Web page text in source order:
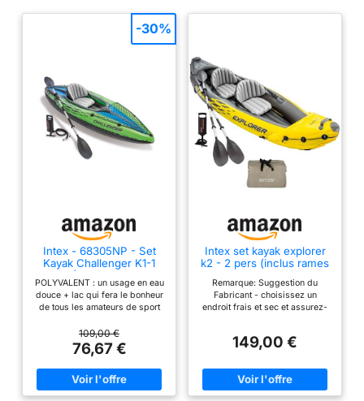
personne | 136 kg. Poids
maximum : 136 kg. Idéal
pour : tourisme de
performance pour 1
personne. Poids de la
coque : 12,8 kg
Intex - 68305NP - Set
Kayak Challenger K1-1
Pers (Inclus Rame Et
Gonfleur)
POLYVALENT : un usage en eau
douce + lac qui fera le bonheur
de tous les amateurs de sport
assise et dossier gonflables
amovibles et ajustables
PRATIQUE : format compact une
fois dégonflé et facilement
transportable grâce à son sac
de transport inclus SOLIDITÉ :
109,00 €
76,67 €
-30%
Intex set kayak explorer
k2 - 2 pers (inclus rames
et gonfleur)
Remarque: Suggestion du
Fabricant - choisissez un
endroit frais et sec et assurez-
et dégonflage facile grâce à
avirons, une pompe, une corde
d'arrimage et un kit de
réparation
149,00 €